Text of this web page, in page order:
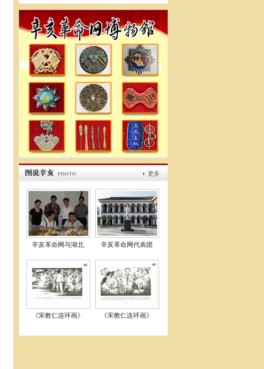
更多
辛亥革命网与湖北 辛亥革命网代表团
《宋教仁连环画》 《宋教仁连环画》